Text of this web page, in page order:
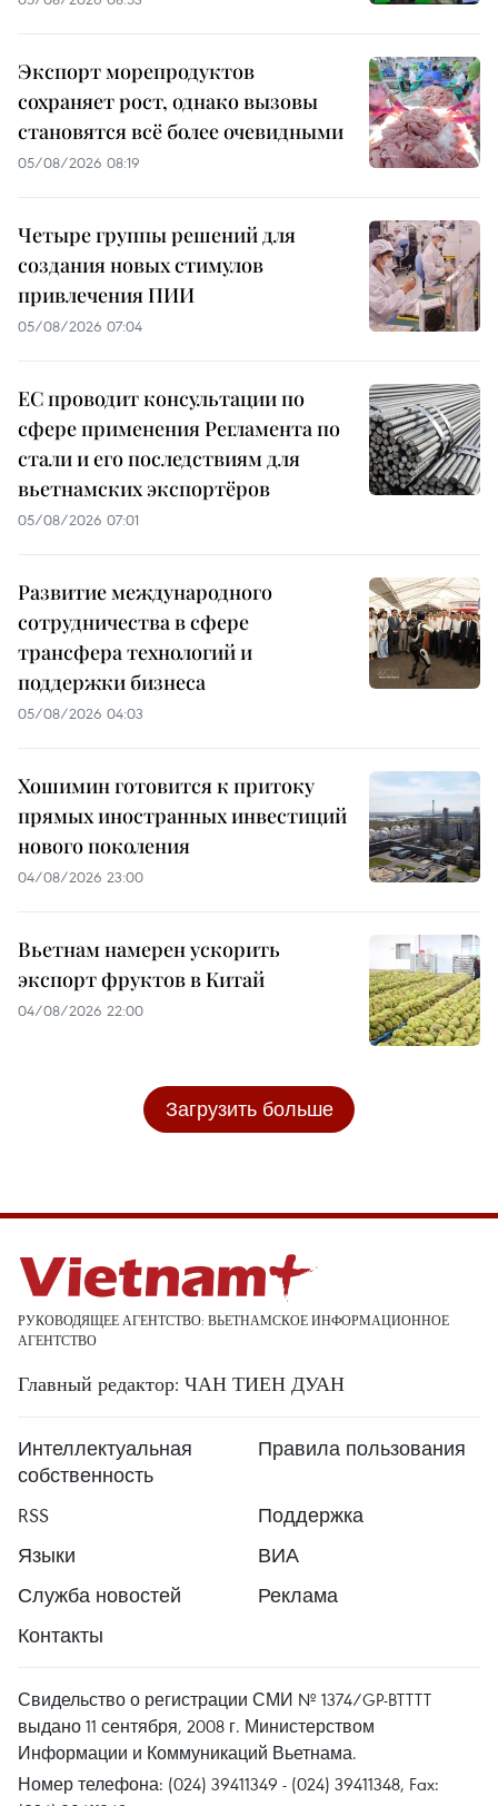
Экспорт морепродуктов
сохраняет рост, однако вызовы
становятся всё более очевидными
05/08/2026 08:19
Четыре группы решений для
создания новых стимулов
привлечения ПИИ
05/08/2026 07:04
ЕС проводит консультации по
сфере применения Регламента по
стали и его последствиям для
вьетнамских экспортёров
05/08/2026 07:01
Развитие международного
сотрудничества в сфере
трансфера технологий и
поддержки бизнеса
05/08/2026 04:03
Хошимин готовится к притоку
прямых иностранных инвестиций
нового поколения
04/08/2026 23:00
Вьетнам намерен ускорить
экспорт фруктов в Китай
04/08/2026 22:00
Загрузить больше
РУКОВОДЯЩЕЕ АГЕНТСТВО: ВЬЕТНАМСКОЕ ИНФОРМАЦИОННОЕ
АГЕНТСТВО
Главный редактор: ЧАН ТИЕН ДУАН
Интеллектуальная
собственность
Правила пользования
RSS
Поддержка
Языки
ВИА
Служба новостей
Реклама
Контакты
Свидельство о регистрации СМИ № 1374/GP-BTTTT
выдано 11 сентября, 2008 г. Министерством
Информации и Коммуникаций Вьетнама.
Номер телефона: (024) 39411349 - (024) 39411348, Fax: